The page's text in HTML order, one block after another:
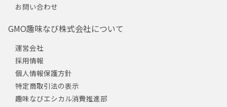
お問い合わせ
GMO趣味なび株式会社について
運営会社
採用情報
個人情報保護方針
特定商取引法の表示
趣味なびエシカル消費推進部